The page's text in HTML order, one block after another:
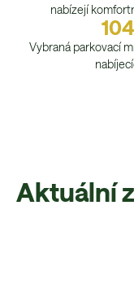
nabízejí
104
Vybraná parkovací
Aktuální